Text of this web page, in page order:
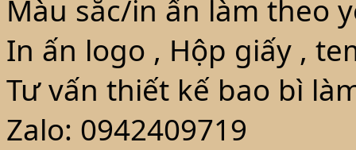
Màu sắc/in ấn làm theo
In ấn logo , Hộp giấy ,
Tư vấn thiết kế bao bì
Zalo: 0942409719